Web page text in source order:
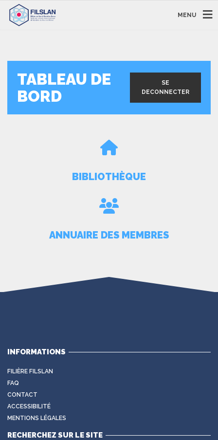
MENU
TABLEAU DE
BORD
SE
DECONNECTER
BIBLIOTHÈQUE
ANNUAIRE DES MEMBRES
INFORMATIONS
FILIÈRE FILSLAN
FAQ
CONTACT
ACCESSIBILITÉ
MENTIONS LÉGALES
RECHERCHEZ SUR LE SITE